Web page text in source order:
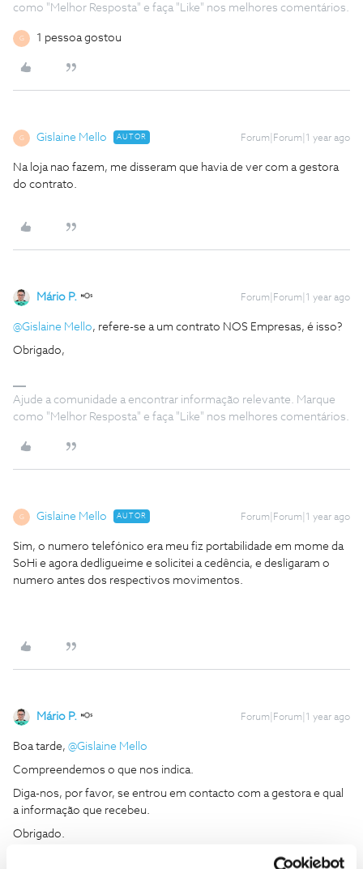
como "Melhor Resposta" e faça "Like" nos melhores comentários.
G 1 pessoa gostou
G Gislaine Mello AUTOR Forum|Forum|1 year ago
Na loja nao fazem, me disseram que havia de ver com a gestora
do contrato.
Mário P. Forum|Forum|1 year ago
@Gislaine Mello, refere-se a um contrato NOS Empresas, é isso?
Obrigado,
Ajude a comunidade a encontrar informação relevante. Marque
como "Melhor Resposta" e faça "Like" nos melhores comentários.
G Gislaine Mello AUTOR Forum|Forum|1 year ago
Sim, o numero telefónico era meu fiz portabilidade em mome da
SoHi e agora dedligueime e solicitei a cedência, e desligaram o
numero antes dos respectivos movimentos.
Mário P. Forum|Forum|1 year ago
Boa tarde, ​ @Gislaine Mello
Compreendemos o que nos indica.
Diga-nos, por favor, se entrou em contacto com a gestora e qual
a informação que recebeu.
Obrigado.